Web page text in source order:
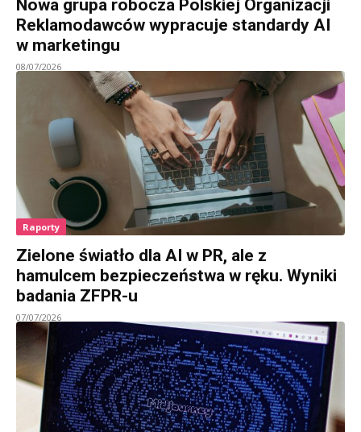
Nowa grupa robocza Polskiej Organizacji
Reklamodawców wypracuje standardy AI
w marketingu
08/07/2026
Raporty
Zielone światło dla AI w PR, ale z
hamulcem bezpieczeństwa w ręku. Wyniki
badania ZFPR-u
07/07/2026